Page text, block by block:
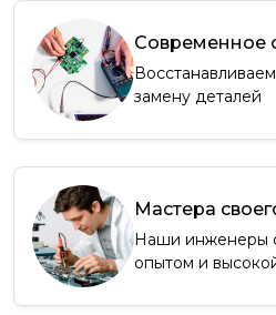
Современное
замену деталей
Мастера
Наши инженеры
опытом и